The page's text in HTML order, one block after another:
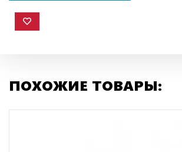
ПОХОЖИЕ ТОВАРЫ: